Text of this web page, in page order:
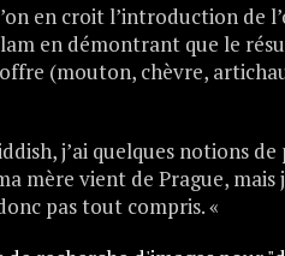
en croit l’introduction de
en démontrant que le
(mouton, chèvre,
j’ai quelques notions
mère vient de Prague, mais
pas tout compris. «